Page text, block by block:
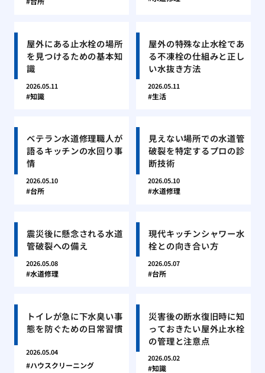
屋外にある止水栓の場所
を見つけるための基本知
識
2026.05.11
知識
屋外の特殊な止水栓であ
る不凍栓の仕組みと正し
い水抜き方法
2026.05.11
生活
ベテラン水道修理職人が
語るキッチンの水回り事
情
2026.05.10
台所
見えない場所での水道管
破裂を特定するプロの診
断技術
2026.05.10
水道修理
震災後に懸念される水道
管破裂への備え
2026.05.08
水道修理
現代キッチンシャワー水
栓との向き合い方
2026.05.07
台所
トイレが急に下水臭い事
態を防ぐための日常習慣
2026.05.04
ハウスクリーニング
災害後の断水復旧時に知
っておきたい屋外止水栓
の管理と注意点
2026.05.02
知識